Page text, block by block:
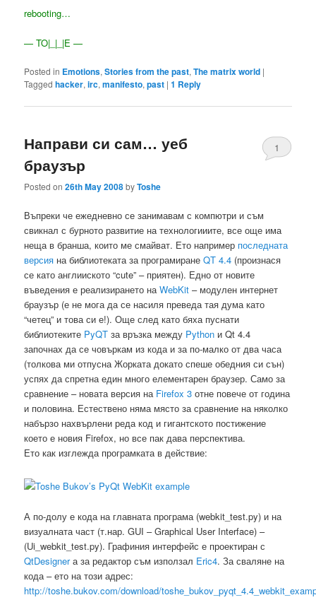
rebooting…
— TO|_|_|E —
Posted in Emotions,Stories from the past,The matrix world |
Tagged hacker,irc,manifesto,past |1 Reply
Направи си сам… уеб
браузър
Posted on26th May 2008byToshe
1
Въпреки че ежедневно се занимавам с компютри и съм
свикнал с бурното развитие на технологииите, все още има
неща в бранша, които ме смайват. Ето например последната
версия на библиотеката за програмиранеQT 4.4 (произнася
се като англииското “cute” – приятен). Едно от новите
въведения е реализирането наWebKit – модулен интернет
браузър (е не мога да се насиля преведа тая дума като
“четец” и това си е!). Още след като бяха пуснати
библиотеките PyQTза връзка между Python и Qt 4.4
започнах да се човъркам из кода и за по-малко от два часа
(толкова ми отпусна Жорката докато спеше обедния си сън)
успях да спретна един много елементарен браузер. Само за
сравнение – новата версия на Firefox 3 отне повече от година
и половина. Естествено няма място за сравнение на няколко
набързо нахвърлени реда код и гигантското постижение
което е новия Firefox, но все пак дава перспектива.
Ето как изглежда програмката в действие:
А по-долу е кода на главната програма (webkit_test.py) и на
визуалната част (т.нар. GUI – Graphical User Interface) –
(Ui_webkit_test.py). Графиния интерфейс е проектиран с
QtDesignerа за редактор съм използал Eric4. За сваляне на
кода – ето на този адрес:
http://toshe.bukov.com/download/